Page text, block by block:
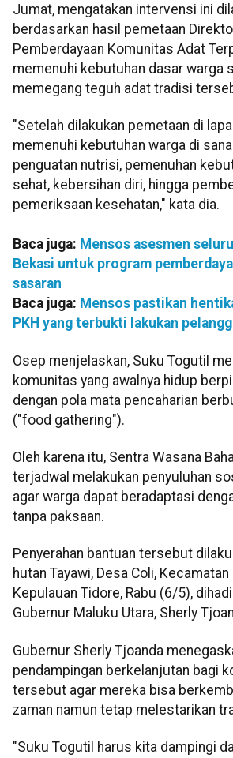
Jumat, mengatakan intervensi ini
berdasarkan hasil pemetaan
Pemberdayaan Komunitas Adat
memenuhi kebutuhan dasar warga
memegang teguh adat tradisi
"Setelah dilakukan pemetaan di
memenuhi kebutuhan warga di
penguatan nutrisi, pemenuhan
sehat, kebersihan diri, hingga
pemeriksaan kesehatan," kata dia.
Baca juga: Mensos asesmen
Bekasi untuk program
sasaran
Baca juga: Mensos pastikan
PKH yang terbukti lakukan
Osep menjelaskan, Suku Togutil
komunitas yang awalnya hidup
dengan pola mata pencaharian
("food gathering").
Oleh karena itu, Sentra Wasana
terjadwal melakukan penyuluhan
agar warga dapat beradaptasi
tanpa paksaan.
Penyerahan bantuan tersebut
hutan Tayawi, Desa Coli, Kecamatan
Kepulauan Tidore, Rabu (6/5),
Gubernur Maluku Utara, Sherly
Gubernur Sherly Tjoanda
pendampingan berkelanjutan bagi
tersebut agar mereka bisa
zaman namun tetap melestarikan
"Suku Togutil harus kita dampingi